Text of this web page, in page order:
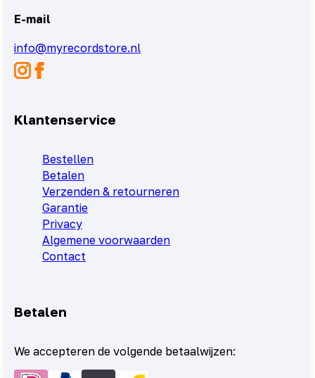
E-mail
info@myrecordstore.nl
Klantenservice
Bestellen
Betalen
Verzenden & retourneren
Garantie
Privacy
Algemene voorwaarden
Contact
Betalen
We accepteren de volgende betaalwijzen: